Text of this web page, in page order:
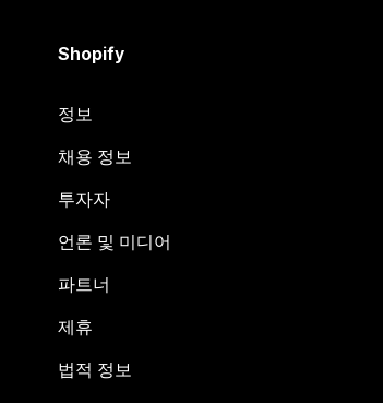
Shopify
정보
채용 정보
투자자
언론 및 미디어
파트너
제휴
법적 정보